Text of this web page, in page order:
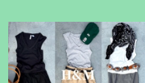
き方】